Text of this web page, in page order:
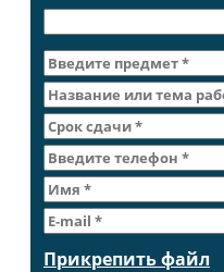
Прикрепить файл